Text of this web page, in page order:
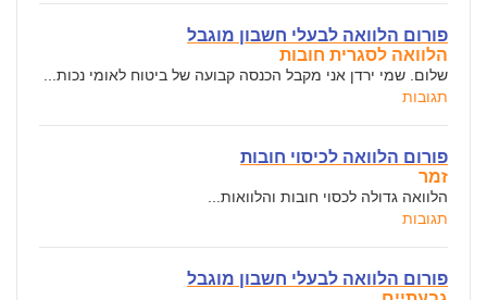
פורום הלוואה לבעלי חשבון מוגבל
הלוואה לסגרית חובות
שלום. שמי ירדן אני מקבל הכנסה קבועה של ביטוח לאומי נכות...
תגובות
פורום הלוואה לכיסוי חובות
זמר
הלוואה גדולה לכסוי חובות והלוואות...
תגובות
פורום הלוואה לבעלי חשבון מוגבל